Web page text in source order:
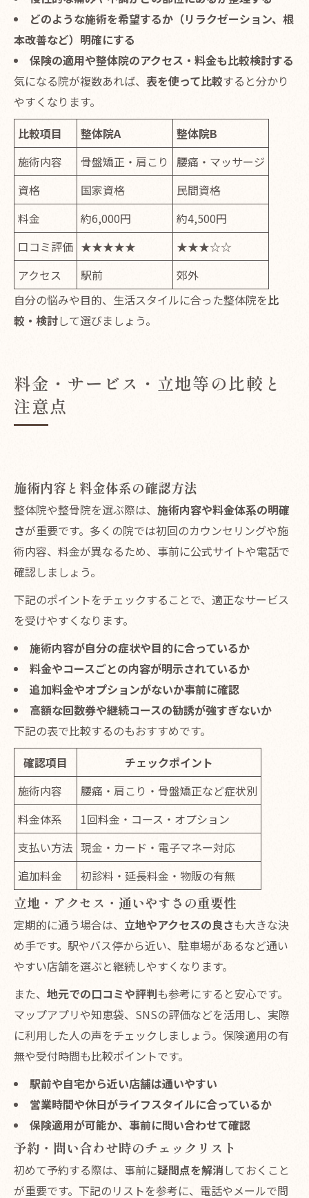
どのような施術を希望するか（リラクゼーション、根
本改善など）明確にする
保険の適用や整体院のアクセス・料金も比較検討する
気になる院が複数あれば、 表を使って比較すると分かり
やすくなります。
比較項目
整体院A
整体院B
施術内容
骨盤矯正・肩こり 腰痛・マッサージ
資格
国家資格
民間資格
料金
約6,000円
約4,500円
口コミ評価 ★★★★★
★★★☆☆
アクセス
駅前
郊外
自分の悩みや目的、生活スタイルに合った整体院を比
較・検討して選びましょう。
料金・サービス・立地等の比較と
注意点
施術内容と料金体系の確認方法
整体院や整骨院を選ぶ際は、 施術内容や料金体系の明確
さが重要です。多くの院では初回のカウンセリングや施
術内容、料金が異なるため、事前に公式サイトや電話で
確認しましょう。
下記のポイントをチェックすることで、適正なサービス
を受けやすくなります。
施術内容が自分の症状や目的に合っているか
料金やコースごとの内容が明示されているか
追加料金やオプションがないか事前に確認
高額な回数券や継続コースの勧誘が強すぎないか
下記の表で比較するのもおすすめです。
確認項目
チェックポイント
施術内容
腰痛・肩こり・骨盤矯正など症状別
料金体系
1回料金・コース・オプション
支払い方法 現金・カード・電子マネー対応
追加料金
初診料・延長料金・物販の有無
立地・アクセス・通いやすさの重要性
定期的に通う場合は、 立地やアクセスの良さも大きな決
め手です。駅やバス停から近い、駐車場があるなど通い
やすい店舗を選ぶと継続しやすくなります。
また、 地元での口コミや評判も参考にすると安心です。
マップアプリや知恵袋、SNSの評価などを活用し、実際
に利用した人の声をチェックしましょう。保険適用の有
無や受付時間も比較ポイントです。
駅前や自宅から近い店舗は通いやすい
営業時間や休日がライフスタイルに合っているか
保険適用が可能か、事前に問い合わせて確認
予約・問い合わせ時のチェックリスト
初めて予約する際は、事前に疑問点を解消しておくこと
が重要です。下記のリストを参考に、電話やメールで問